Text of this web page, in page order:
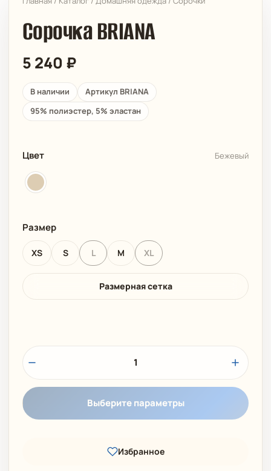
Сорочка BRIANA
5 240 ₽
В наличии
Артикул BRIANA
95% полиэстер, 5% эластан
Цвет Бежевый
Размер
XS S L M XL
Размерная сетка
1
Выберите параметры
Избранное